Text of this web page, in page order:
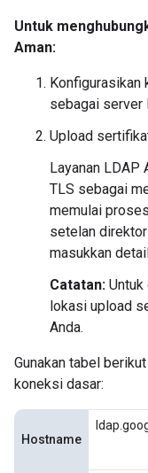
Untuk
Aman:
Konfigurasikan
sebagai server
Upload
Layanan LDAP
TLS sebagai
memulai
setelan
masukkan
Catatan:
lokasi upload
Anda.
Gunakan tabel
koneksi dasar:
Hostname